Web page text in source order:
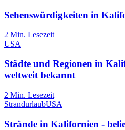
Sehenswürdigkeiten in
2 Min. Lesezeit
USA
Städte und Regionen in
weltweit bekannt
2 Min. Lesezeit
StrandurlaubUSA
Strände in Kalifornien -